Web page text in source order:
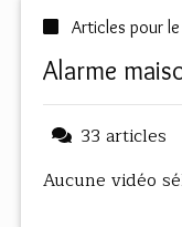
Articles pour
alarme
33 articles
Aucune vidéo